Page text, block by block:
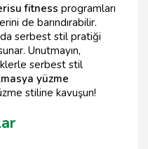
su fitness programları
de barındırabilir.
da serbest stil pratiği
Unutmayın,
serbest stil
yüzme
stiline kavuşun!